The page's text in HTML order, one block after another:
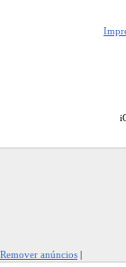
Remover anúncios |